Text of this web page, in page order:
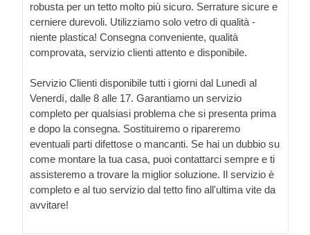
robusta per un tetto molto più sicuro. Serrature sicure e
cerniere durevoli. Utilizziamo solo vetro di qualità -
niente plastica! Consegna conveniente, qualità
comprovata, servizio clienti attento e disponibile.
Servizio Clienti disponibile tutti i giorni dal Lunedì al
Venerdì, dalle 8 alle 17. Garantiamo un servizio
completo per qualsiasi problema che si presenta prima
e dopo la consegna. Sostituiremo o ripareremo
eventuali parti difettose o mancanti. Se hai un dubbio su
come montare la tua casa, puoi contattarci sempre e ti
assisteremo a trovare la miglior soluzione. Il servizio è
completo e al tuo servizio dal tetto fino all'ultima vite da
avvitare!